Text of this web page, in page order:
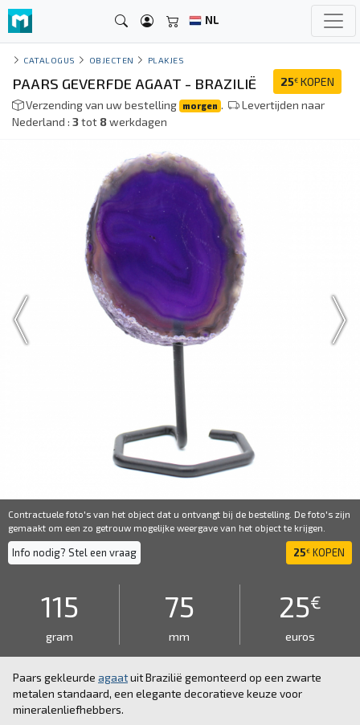
NL
CATALOGUS OBJECTEN PLAKJES
25€ KOPEN
PAARS GEVERFDE AGAAT - BRAZILIË
Verzending van uw bestelling morgen .
Levertijden naar
Nederland : 3tot 8werkdagen
Contractuele foto's van het object dat u ontvangt bij de bestelling. De foto's zijn
gemaakt om een ​​zo getrouw mogelijke weergave van het object te krijgen.
Info nodig? Stel een vraag 25€ KOPEN
115
gram
75
mm
25€
euros
Paars gekleurde agaatuit Brazilië gemonteerd op een zwarte
metalen standaard, een elegante decoratieve keuze voor
mineralenliefhebbers.